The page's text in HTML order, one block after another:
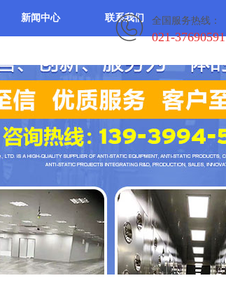
全国服务热线：
021-37690591
新闻中心 联系我们